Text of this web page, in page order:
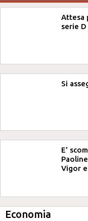
Attesa
serie D
Si
E'
Vigor
Economia